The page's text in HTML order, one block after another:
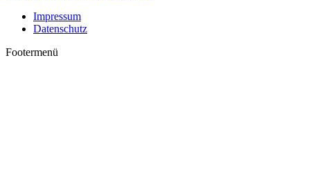
Impressum
Datenschutz
Footermenü